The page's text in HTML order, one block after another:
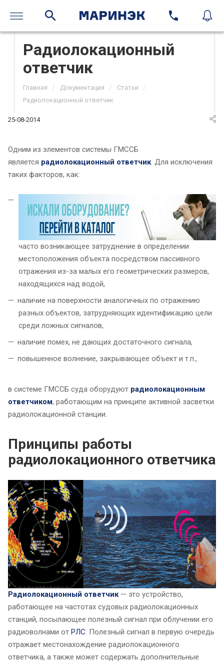
Радиолокационный
ответчик
Главная / Документация / Статьи /
Радиолокационный ответчик
25-08-2014
Одним из элементов системы ГМССБ
является радиолокационный ответчик. Для исключения
таких факторов, как:
часто возникающее затруднение в определении
местоположения объекта посредством пассивного
отражения из-за малых его геометрических размеров,
находящихся над водой,
наличие на поверхности аналогичных по отражению
разных объектов, затрудняющих идентификацию цели
среди ложных сигналов,
наличие помех, не дающих достаточного сигнала,
повышенное волнение, закрывающее объект и т.п.,
в системе ГМССБ суда оборудуют радиолокационным
ответчиком, работающим на принципе активной засветки
радиолокационной станции.
Принципы работы
радиолокационного ответчика
Радиолокационный ответчик — это устройство,
работающее на частотах судовых радиолокационных
станций, посылающее полезный сигнал при облучении его
радиоволнами от РЛС. Полезный сигнал в первую очередь
отражает местонахождение радиолокационного
ответчика, а также может содержать дополнительные